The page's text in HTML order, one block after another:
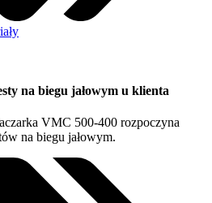
na biegu jałowym u klienta
VMC 500-400 rozpoczyna
na biegu jałowym.